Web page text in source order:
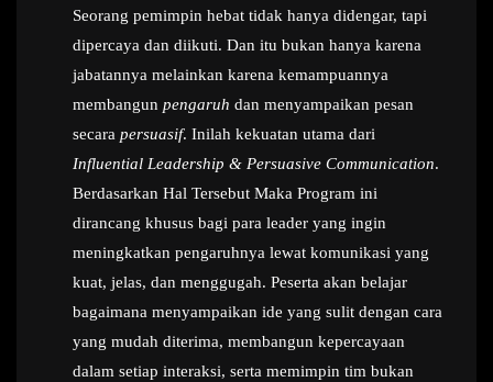
Seorang pemimpin hebat tidak hanya didengar, tapi
dipercaya dan diikuti. Dan itu bukan hanya karena
jabatannya melainkan karena kemampuannya
membangun pengaruh dan menyampaikan pesan
secara persuasif. Inilah kekuatan utama dari
Influential Leadership & Persuasive Communication.
Berdasarkan Hal Tersebut Maka Program ini
dirancang khusus bagi para leader yang ingin
meningkatkan pengaruhnya lewat komunikasi yang
kuat, jelas, dan menggugah. Peserta akan belajar
bagaimana menyampaikan ide yang sulit dengan cara
yang mudah diterima, membangun kepercayaan
dalam setiap interaksi, serta memimpin tim bukan